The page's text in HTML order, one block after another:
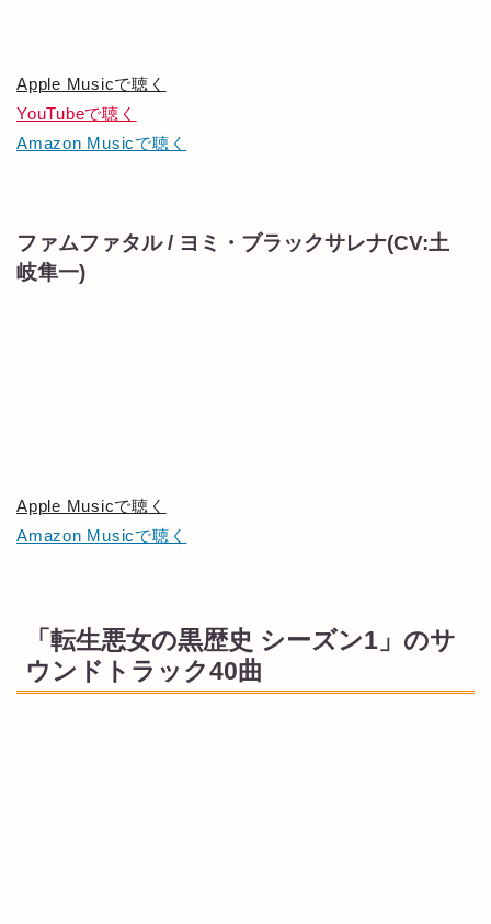
Apple Musicで聴く
YouTubeで聴く
Amazon Musicで聴く
ファムファタル / ヨミ・ブラックサレナ(CV:土
岐隼一)
Apple Musicで聴く
Amazon Musicで聴く
「転生悪女の黒歴史 シーズン1」のサ
ウンドトラック40曲